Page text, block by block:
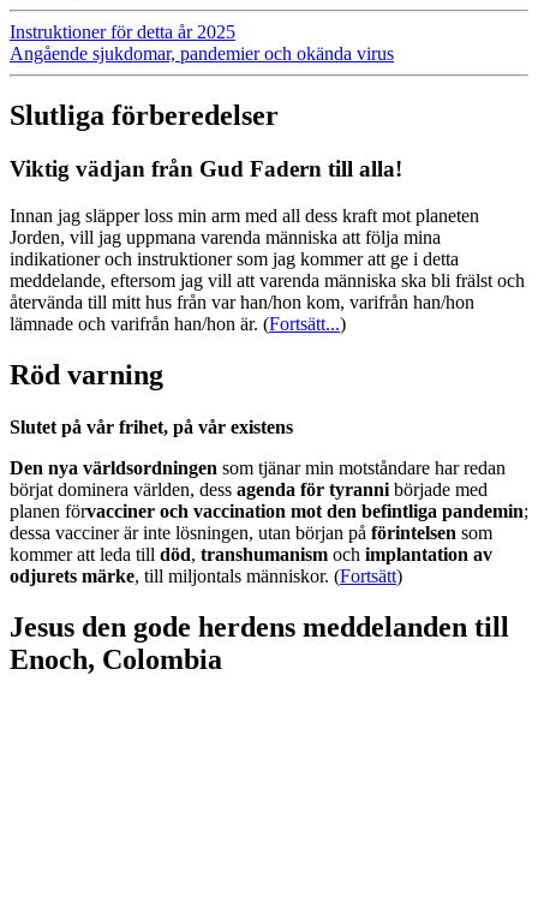
Instruktioner för detta år 2025
Angående sjukdomar, pandemier och okända virus
Slutliga förberedelser
Viktig vädjan från Gud Fadern till alla!
Innan jag släpper loss min arm med all dess kraft mot planeten
Jorden, vill jag uppmana varenda människa att följa mina
indikationer och instruktioner som jag kommer att ge i detta
meddelande, eftersom jag vill att varenda människa ska bli frälst och
återvända till mitt hus från var han/hon kom, varifrån han/hon
lämnade och varifrån han/hon är. (Fortsätt...)
Röd varning
Slutet på vår frihet, på vår existens
Den nya världsordningen som tjänar min motståndare har redan
börjat dominera världen, dess agenda för tyranni började med
planen förvacciner och vaccination mot den befintliga pandemin;
dessa vacciner är inte lösningen, utan början på förintelsen som
kommer att leda till död, transhumanism och implantation av
odjurets märke, till miljontals människor. (Fortsätt)
Jesus den gode herdens meddelanden till
Enoch, Colombia